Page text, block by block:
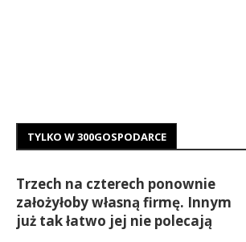
TYLKO W 300GOSPODARCE
Trzech na czterech ponownie
założyłoby własną firmę. Innym
już tak łatwo jej nie polecają